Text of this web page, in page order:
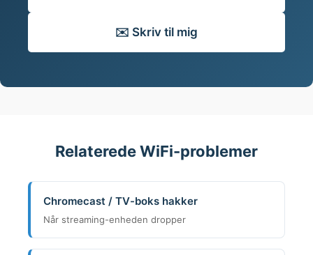
✉️ Skriv til mig
Relaterede WiFi-problemer
Chromecast / TV-boks hakker
Når streaming-enheden dropper